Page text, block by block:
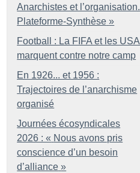
Anarchistes et l’organisation.
Plateforme-Synthèse »
Football : La FIFA et les USA
marquent contre notre camp
En 1926... et 1956 :
Trajectoires de l’anarchisme
organisé
Journées écosyndicales
2026 : « Nous avons pris
conscience d’un besoin
d’alliance »